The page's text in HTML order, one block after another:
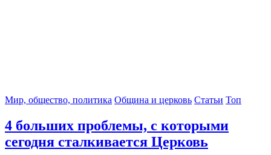
Мир, общество, политика Община и церковь Статьи Топ
4 больших проблемы, с которыми
сегодня сталкивается Церковь